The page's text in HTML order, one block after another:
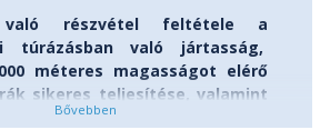
részvétel feltétele a
túrázásban való jártasság,
méteres magasságot elérő
sikeres teljesítése, valamint
történő személyes